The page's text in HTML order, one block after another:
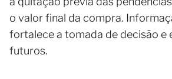
o valor final da compra.
fortalece a tomada de decisão e
futuros.